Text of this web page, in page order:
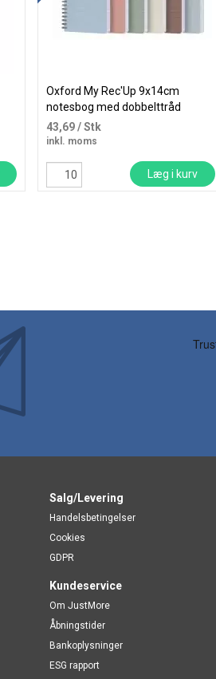
Oxford My Rec'Up 9x14cm
notesbog med dobbelttråd
kvadreret
43,69/ Stk
inkl. moms
Læg i kurv
Salg/Levering
Handelsbetingelser
Cookies
GDPR
Kundeservice
Om JustMore
Åbningstider
Bankoplysninger
ESG rapport